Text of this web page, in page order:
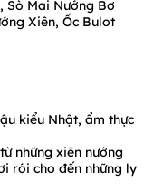
Sò Mai Nướng Bơ
Xiên, Ốc Bulot
kiểu Nhật, ẩm thực
những xiên nướng
rói cho đến những ly